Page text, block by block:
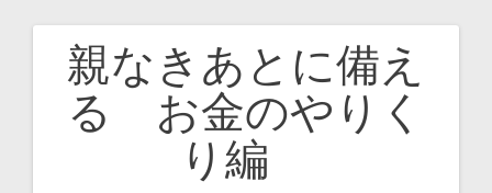
親なきあとに備え
る お金のやりく
り編
投
稿